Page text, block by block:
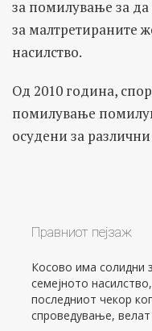
за помилување за да
за малтретираните
насилство.
Од 2010 година,
помилување
осудени за
Правниот пејзаж
Косово има солидни
семејното
последниот чекор
спроведување,